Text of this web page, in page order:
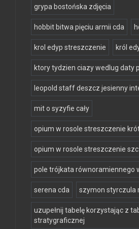
grypa bostońska zdjęcia
hobbit bitwa pięciu armii cda
krol edyp streszczenie król
ktory tydzien ciazy wedlug daty
leopold staff deszcz jesienny
mit o syzyfie cały
opium w rosole streszczenie
opium w rosole streszczenie
pole trójkata równoramiennego
serena cda szymon styrczula
uzupełnij tabelę korzystając z
stratygraficznej